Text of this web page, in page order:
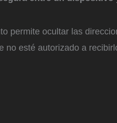
permite ocultar las
no esté autorizado a